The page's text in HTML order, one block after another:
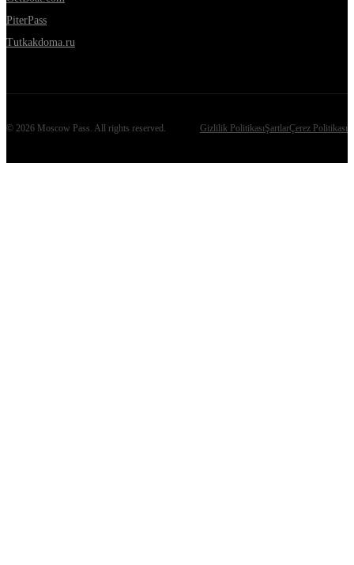
PiterPass
Tutkakdoma.ru
© 2026 Moscow Pass . All rights reserved. Gizlilik PolitikasıŞartlarÇerez Politikası